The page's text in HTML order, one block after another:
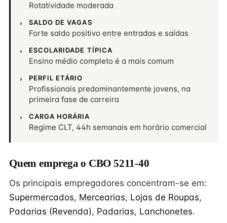
Rotatividade moderada
SALDO DE VAGAS
Forte saldo positivo entre entradas e saídas
ESCOLARIDADE TÍPICA
Ensino médio completo é a mais comum
PERFIL ETÁRIO
Profissionais predominantemente jovens, na
primeira fase de carreira
CARGA HORÁRIA
Regime CLT, 44h semanais em horário comercial
Quem emprega o CBO 5211-40
Os principais empregadores concentram-se em:
Supermercados, Mercearias, Lojas de Roupas,
Padarias (Revenda), Padarias, Lanchonetes.